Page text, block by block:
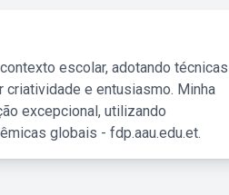
escolar, adotando técnicas
e entusiasmo. Minha
excepcional, utilizando
globais - fdp.aau.edu.et.